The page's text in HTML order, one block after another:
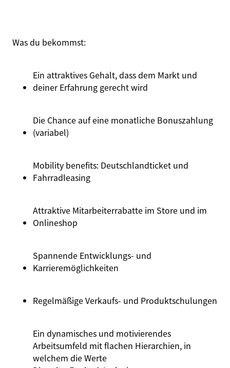
Was du bekommst:
Ein attraktives Gehalt, dass dem Markt und
deiner Erfahrung gerecht wird
Die Chance auf eine monatliche Bonuszahlung
(variabel)
Mobility benefits: Deutschlandticket und
Fahrradleasing
Attraktive Mitarbeiterrabatte im Store und im
Onlineshop
Spannende Entwicklungs- und
Karrieremöglichkeiten
RegelmäßigeVerkaufs- und Produktschulungen
Ein dynamisches und motivierendes
Arbeitsumfeld mit flachen Hierarchien, in
welchem die Werte